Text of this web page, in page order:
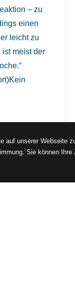
– zu
einen
leicht zu
ist meist der
auf unserer Webseite
Sie können